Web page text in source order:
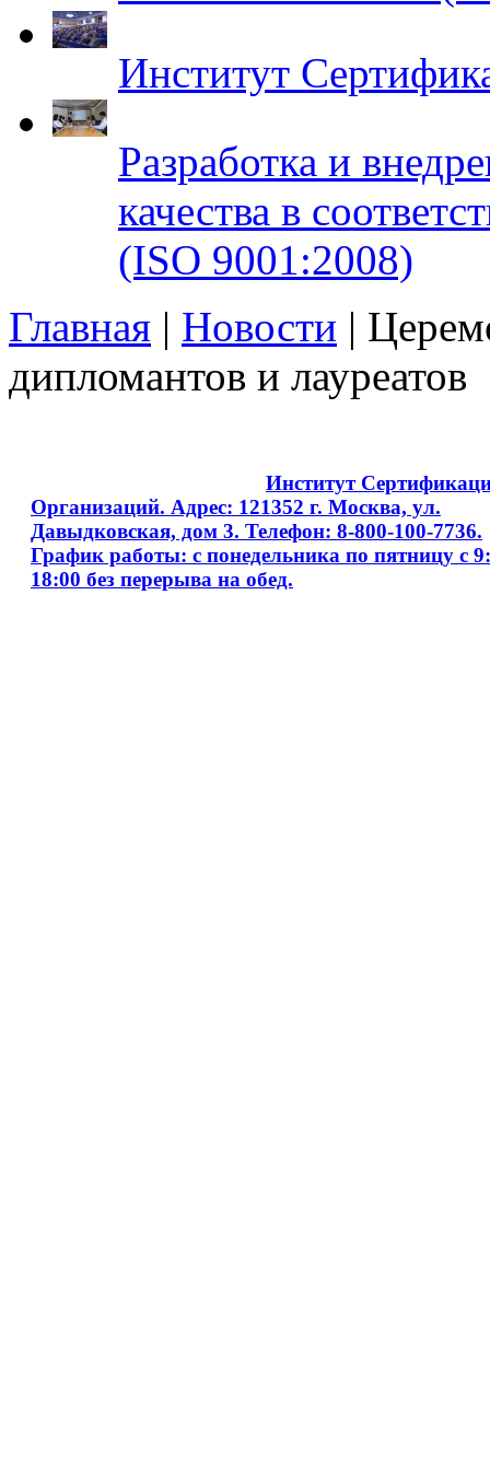
Институт
Разработка и
качества в
(ISO 9001:2008)
Главная | Новости |
дипломантов и лауреатов
Институт
Организаций. Адрес: 121352 г. Москва, ул.
Давыдковская, дом 3. Телефон: 8-800-100-7736.
График работы: с понедельника по пятницу с
18:00 без перерыва на обед.